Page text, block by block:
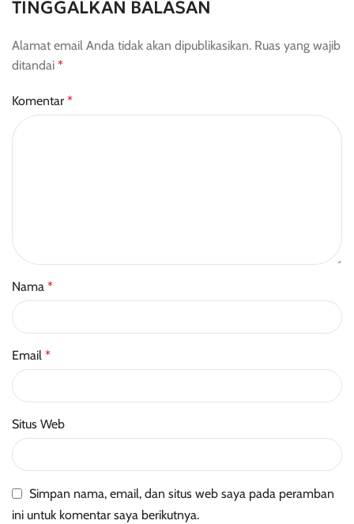
TINGGALKAN BALASAN
Alamat email Anda tidak akan dipublikasikan. Ruas yang wajib
ditandai *
Komentar *
Nama *
Email *
Situs Web
Simpan nama, email, dan situs web saya pada peramban
ini untuk komentar saya berikutnya.